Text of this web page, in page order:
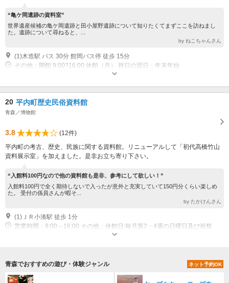
“亀ケ岡遺跡の資料室”
世界遺産候補の亀ケ岡遺跡と田小屋野遺跡について知りたくてまずここを訪ねまし
た。遺跡について尋ねると、...
by ねこちゃんさん
(1)木造駅 バス 30分 館岡バス停 徒歩 15分
その他：開館 9:00?16:00 休館（月） 祝日の翌日・年末年始
20 平内町歴史民俗資料館
青森／博物館
3.8
(12件)
平内町の考古、歴史、民族に関する資料館。リニューアルして「初代高橋竹山
資料展示室」を加えました。是非お立ち寄り下さい。
“入館料100円なので他の資料館も是非、参考にして欲しい！”
入館料100円で全く期待しないで入ったが意外と充実していて150円分くらい楽しめ
た。 受付の係員さんが暇そ...
by たかけんさん
(1)ＪＲ小湊駅 徒歩 1分
営業時間：9:00～16:00 その他：休館日:毎月第2・4週の日曜日及び祝祭
日、毎月第2・4週の月曜日を除く各週の月曜日、年始(1/1?1/3)、年末
青森でおすすめの遊び・体験ジャンル ネット予約OK